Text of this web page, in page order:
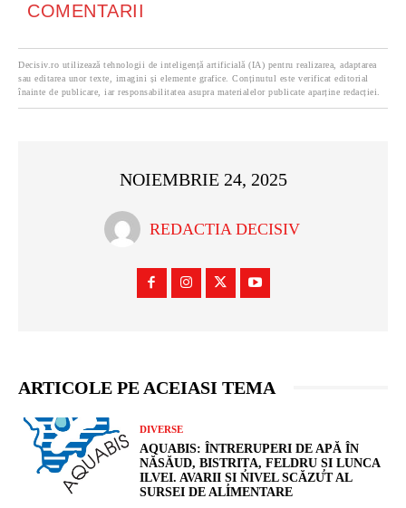
COMENTARII
Decisiv.ro utilizează tehnologii de inteligență artificială (IA) pentru realizarea, adaptarea
sau editarea unor texte, imagini și elemente grafice. Conținutul este verificat editorial
înainte de publicare, iar responsabilitatea asupra materialelor publicate aparține redacției.
NOIEMBRIE 24, 2025
REDACTIA DECISIV
ARTICOLE PE ACEIASI TEMA
DIVERSE
AQUABIS: ÎNTRERUPERI DE APĂ ÎN
NĂSĂUD, BISTRIȚA, FELDRU ȘI LUNCA
ILVEI. AVARII ȘI NIVEL SCĂZUT AL
SURSEI DE ALIMENTARE